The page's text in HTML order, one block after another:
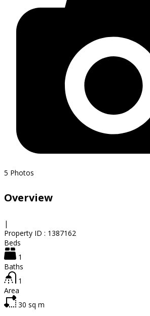
5 Photos
Overview
|
Property ID : 1387162
Beds
1
Baths
1
Area
30 sq m